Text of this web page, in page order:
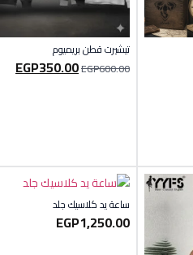
تيشيرت قطن بريميوم
EGP600.00
EGP350.00
ساعة يد كلاسيك جلد
EGP1,250.00